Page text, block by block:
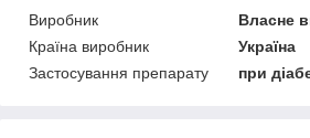
Виробник
Власне
Країна виробник
Україна
Застосування препарату
при